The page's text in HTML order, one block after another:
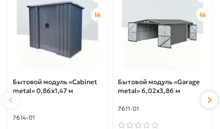
Бытовой модуль «Cabinet
metal» 0,86х1,47 м
7614-01
Бытовой модуль «Garage
metal» 6,02х3,86 м
7611-01